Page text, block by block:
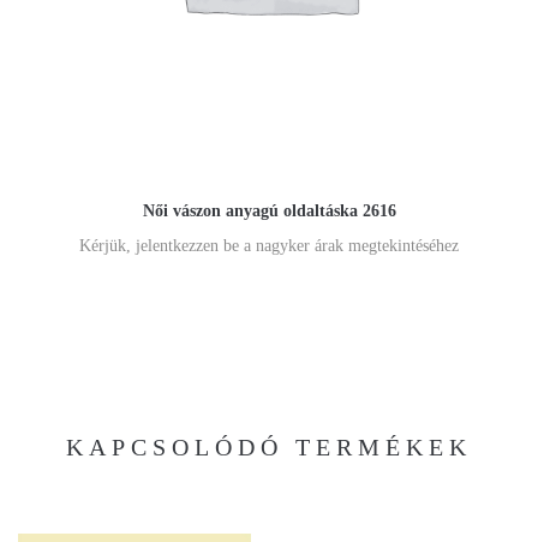
Női vászon anyagú oldaltáska 2616
Kérjük, jelentkezzen be a nagyker árak megtekintéséhez
KAPCSOLÓDÓ TERMÉKEK